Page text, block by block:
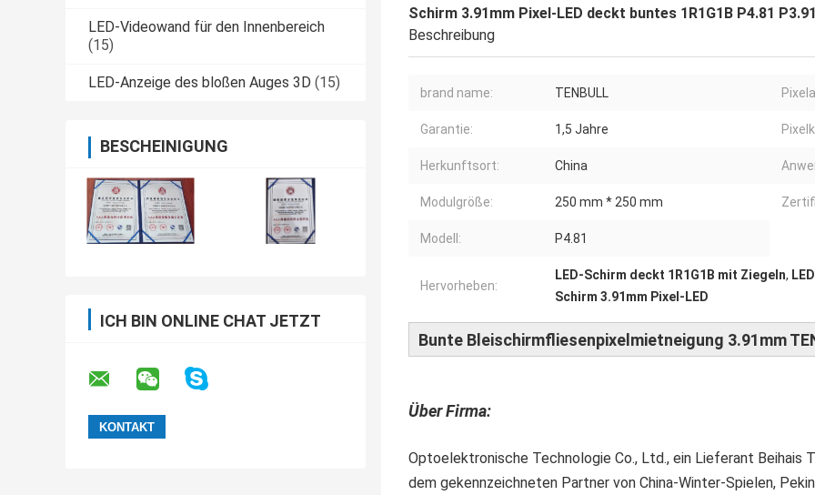
LED-Videowand für den Innenbereich
(15)
LED-Anzeige des bloßen Auges 3D (15)
BESCHEINIGUNG
ICH BIN ONLINE CHAT JETZT
Schirm 3.91mm Pixel-LED deckt buntes 1R1G1B P4.81
Beschreibung
brand name: TENBULL
Garantie: 1,5 Jahre
Herkunftsort: China
Modulgröße: 250 mm * 250 mm
Modell: P4.81
Hervorheben:
LED-Schirm deckt 1R1G1B mit Ziegeln,
Schirm 3.91mm Pixel-LED
Bunte Bleischirmfliesenpixelmietneigung 3.91mm
Über Firma:
Optoelektronische Technologie Co., Ltd., ein Lieferant Beihais
dem gekennzeichneten Partner von China-Winter-Spielen,